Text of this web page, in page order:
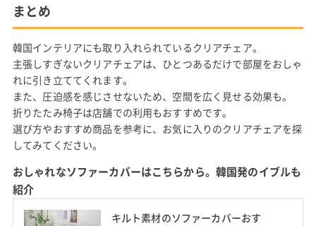
まとめ
韓国インテリアにも取り入れられているクリアチェア。
主張しすぎないクリアチェアは、ひとつあるだけで部屋をおしゃ
れに引き立ててくれます。
また、圧迫感を感じさせないため、空間を広く見せる効果も。
折りたたみ椅子は店舗での利用もおすすめです。
選び方やおすすめ商品を参考に、お気に入りのクリアチェアを探
してみてください。
おしゃれなソファーカバーはこちらから。韓国発のイブルも
紹介
キルト素材のソファーカバーおす